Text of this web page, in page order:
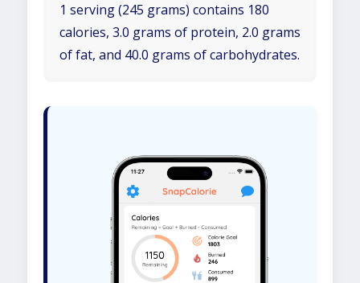
1 serving (245 grams) contains 180
calories, 3.0 grams of protein, 2.0 grams
of fat, and 40.0 grams of carbohydrates.